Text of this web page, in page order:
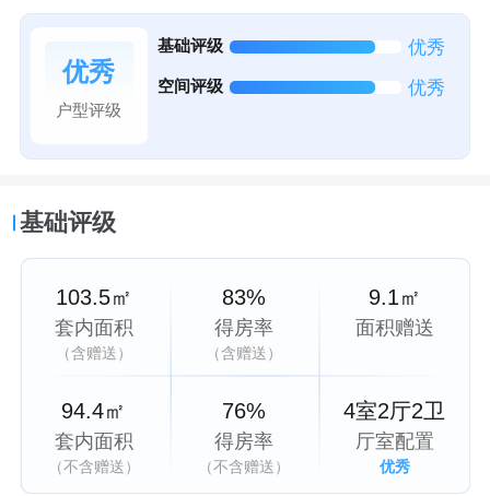
优秀
户型评级
基础评级 优秀
空间评级 优秀
基础评级
103.5㎡
套内面积
（含赠送）
94.4㎡
套内面积
（不含赠送）
83%
得房率
（含赠送）
76%
得房率
（不含赠送）
9.1㎡
面积赠送
4室2厅2卫
厅室配置
优秀